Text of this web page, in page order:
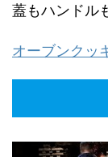
蓋もハンドル
オーブンクッ